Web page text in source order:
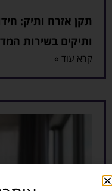
תקן אזרח ותיק:
ותיקים בשירות
קרא עוד »